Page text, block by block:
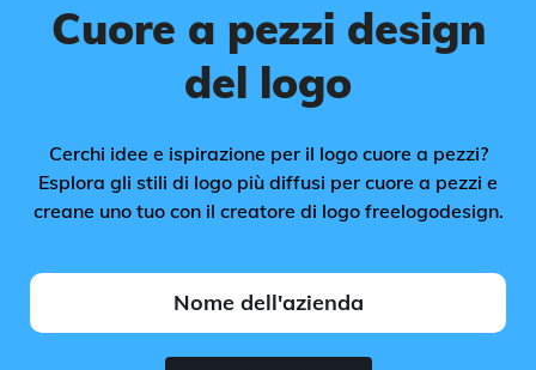
Cuore a pezzi design
del logo
Cerchi idee e ispirazione per il logo cuore a pezzi?
Esplora gli stili di logo più diffusi per cuore a pezzi e
creane uno tuo con il creatore di logo freelogodesign.